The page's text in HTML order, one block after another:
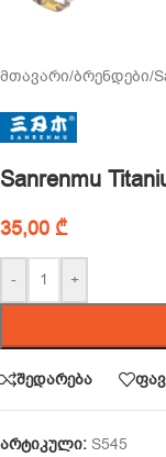
მთავარი/ბრენდები/
Sanrenmu
35,00 ₾
- +
შედარება
არტიკული: S545